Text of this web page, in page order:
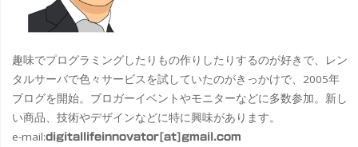
趣味でプログラミングしたりもの作りしたりするのが好きで、レン
タルサーバで色々サービスを試していたのがきっかけで、2005年
ブログを開始。ブロガーイベントやモニターなどに多数参加。新し
い商品、技術やデザインなどに特に興味があります。
e-mail:digitallifeinnovator[at]gmail.com